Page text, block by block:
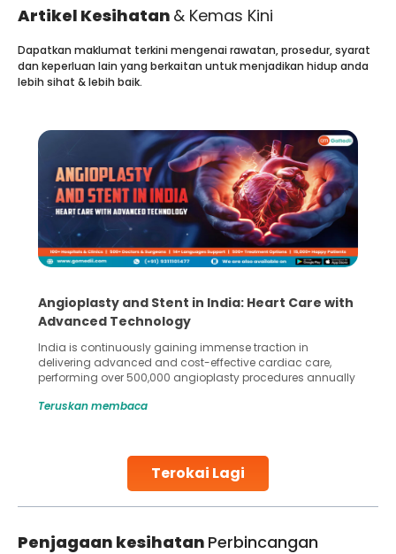
Artikel Kesihatan & Kemas Kini
Terokai Lagi
Dapatkan maklumat terkini mengenai rawatan, prosedur, syarat
dan keperluan lain yang berkaitan untuk menjadikan hidup anda
lebih sihat & lebih baik.
Angioplasty and Stent in India: Heart Care with
Advanced Technology
India is continuously gaining immense traction in
delivering advanced and cost-effective cardiac care,
performing over 500,000 angioplasty procedures annually
globe are searching for treatments like angioplasty and
Studies, such as one published
Teruskan membaca
Penjagaan kesihatan Perbincangan